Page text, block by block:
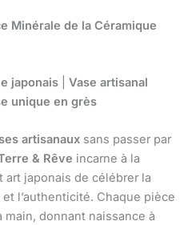
Minérale de la Céramique
japonais
Vase artisanal
unique en grès
artisanaux sans passer par
& Rêve incarne à la
art japonais de célébrer la
l’authenticité. Chaque pièce
donnant naissance à